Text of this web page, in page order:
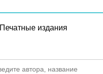
Печатные издания